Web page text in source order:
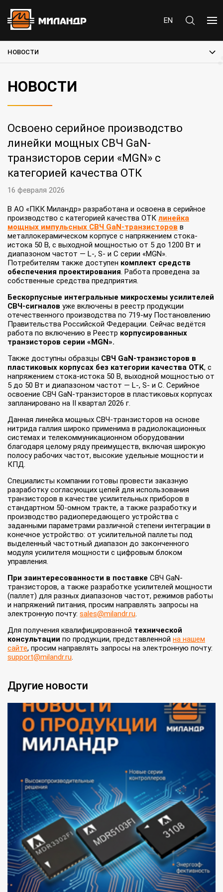
EN
НОВОСТИ
НОВОСТИ
Освоено серийное производство
линейки мощных СВЧ GaN-
транзисторов серии «MGN» с
категорией качества ОТК
16 февраля 2026
В АО «ПКК Миландр» разработана и освоена в серийное
производство с категорией качества ОТК линейка
мощных импульсных СВЧ GaN-транзисторов в
металлокерамическом корпусе с напряжением стока-
истока 50 В, с выходной мощностью от 5 до 1200 Вт и
диапазоном частот — L-, S- и C серии «MGN».
Потребителям также доступен комплект средств
обеспечения проектирования. Работа проведена за
собственные средства предприятия.
Бескорпусные интегральные микросхемы усилителей
СВЧ-сигналов уже включены в реестр продукции
отечественного производства по 719-му Постановлению
Правительства Российской Федерации. Сейчас ведётся
работа по включению в Реестр корпусированных
транзисторов серии «MGN».
Также доступны образцы СВЧ GaN-транзисторов в
пластиковых корпусах без категории качества ОТК, с
напряжением стока-истока 50 В, выходной мощностью от
5 до 50 Вт и диапазоном частот — L-, S- и C. Серийное
освоение СВЧ GaN-транзисторов в пластиковых корпусах
запланировано на II квартал 2026 г.
Данная линейка мощных СВЧ-транзисторов на основе
нитрида галлия широко применима в радиолокационных
системах и телекоммуникационном оборудовании
благодаря целому ряду преимуществ, включая широкую
полосу рабочих частот, высокие удельные мощности и
КПД.
Специалисты компании готовы провести заказную
разработку согласующих цепей для использования
транзисторов в качестве усилительных приборов в
стандартном 50-омном тракте, а также разработку и
производство радиопередающего устройства с
заданными параметрами различной степени интеграции в
конечное устройство: от усилительной паллеты под
выделенный частотный диапазон до законченного
модуля усилителя мощности с цифровым блоком
управления.
При заинтересованности в поставке СВЧ GaN-
транзисторов, а также разработке усилителей мощности
(паллет) для разных диапазонов частот, режимов работы
и напряжений питания, просим направлять запросы на
электронную почту: sales@milandr.ru.
Для получения квалифицированной технической
консультации по продукции, представленной на нашем
сайте, просим направлять запросы на электронную почту:
support@milandr.ru.
Другие новости